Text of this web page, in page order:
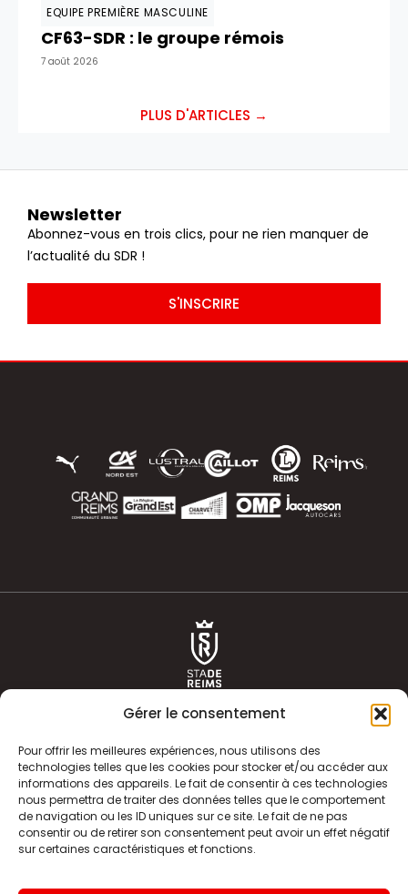
Gérer le consentement
Pour offrir les meilleures expériences, nous utilisons des
technologies telles que les cookies pour stocker et/ou accéder aux
informations des appareils. Le fait de consentir à ces technologies
nous permettra de traiter des données telles que le comportement
de navigation ou les ID uniques sur ce site. Le fait de ne pas
consentir ou de retirer son consentement peut avoir un effet négatif
sur certaines caractéristiques et fonctions.
EQUIPE PREMIÈRE MASCULINE
CF63-SDR : le groupe rémois
7 août 2026
PLUS D'ARTICLES →
Newsletter
Abonnez-vous en trois clics, pour ne rien manquer de
l’actualité du SDR !
S'INSCRIRE
ACTUALITÉS
CLUB
HISTOIRE
ÉQUIPE PREMIERE